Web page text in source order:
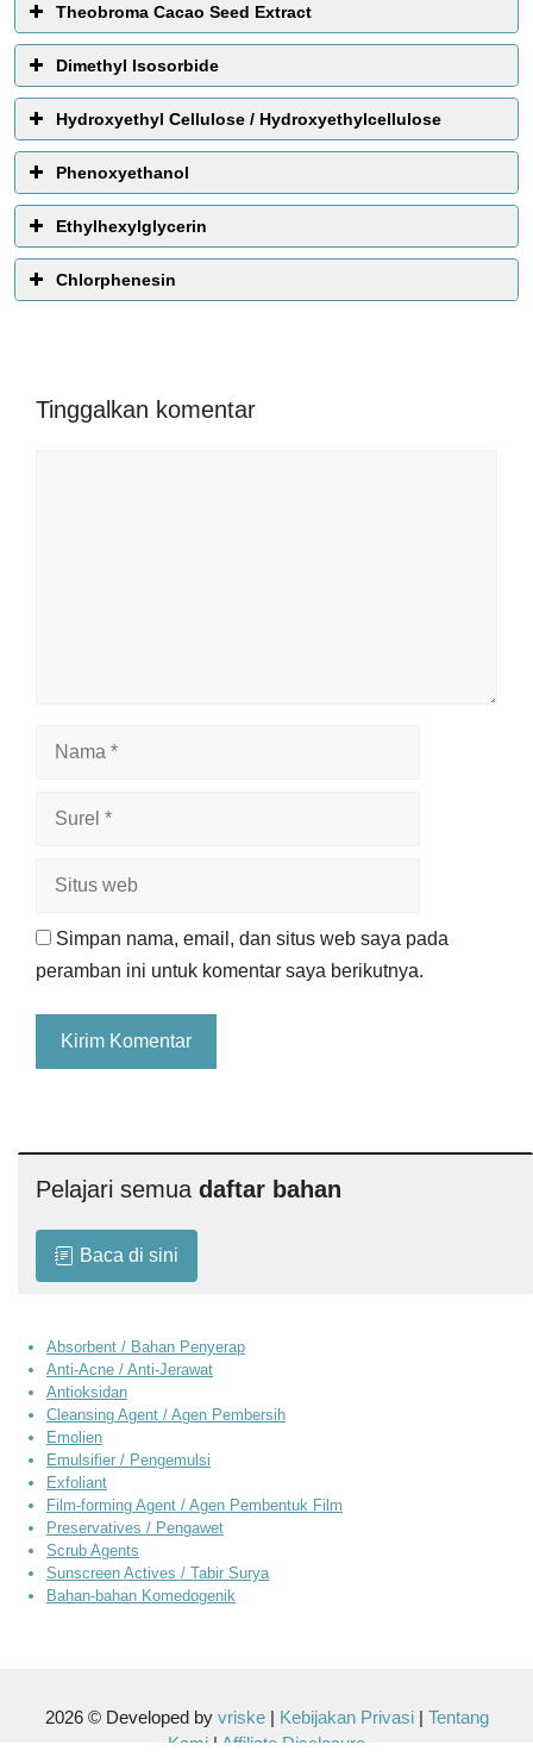
Theobroma Cacao Seed Extract
Dimethyl Isosorbide
Hydroxyethyl Cellulose / Hydroxyethylcellulose
Phenoxyethanol
Ethylhexylglycerin
Chlorphenesin
Tinggalkan komentar
Simpan nama, email, dan situs web saya pada
peramban ini untuk komentar saya berikutnya.
Pelajari semua daftar bahan
Baca di sini
Absorbent / Bahan Penyerap
Anti-Acne / Anti-Jerawat
Antioksidan
Cleansing Agent / Agen Pembersih
Emolien
Emulsifier / Pengemulsi
Exfoliant
Film-forming Agent / Agen Pembentuk Film
Preservatives / Pengawet
Scrub Agents
Sunscreen Actives / Tabir Surya
Bahan-bahan Komedogenik
2026 © Developed by vriske| Kebijakan Privasi| Tentang
Kami | Affiliate Disclosure